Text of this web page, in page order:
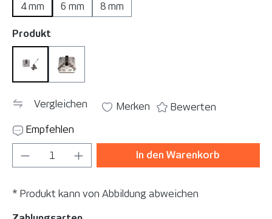
4 mm
6 mm 8 mm
Produkt
Set Stanzeinsatz
Vergleichen Merken
Bewerten
Empfehlen
Produkt Anzahl: Gib den gewünschten
In den Warenkorb
* Produkt kann von Abbildung abweichen